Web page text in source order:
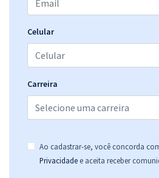
Celular
Carreira
Ao cadastrar-se, você concorda
Privacidade e aceita receber